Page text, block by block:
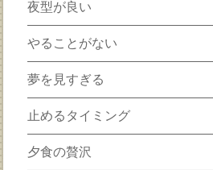
夜型が良い
やることがない
夢を見すぎる
止めるタイミング
夕食の贅沢